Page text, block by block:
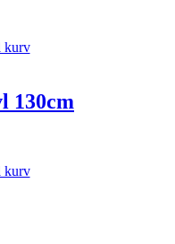
kurv
130cm
kurv